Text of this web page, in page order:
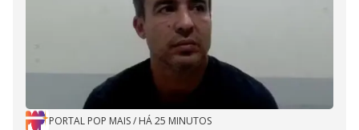
PORTAL POP MAIS/ HÁ 25 MINUTOS